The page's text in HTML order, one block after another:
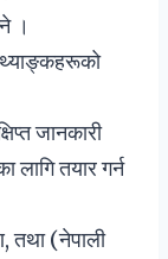
।
जानकारी
तयार गर्न
(नेपाली